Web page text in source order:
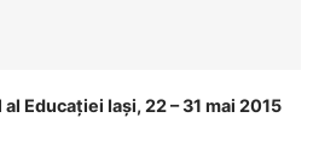
Educației Iași, 22 – 31 mai 2015